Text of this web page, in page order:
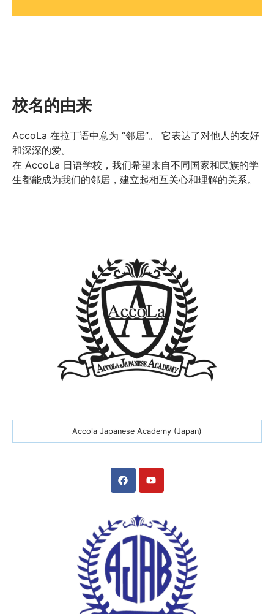
校名的由来
AccoLa 在拉丁语中意为 “邻居”。 它表达了对他人的友好
和深深的爱。
在 AccoLa 日语学校，我们希望来自不同国家和民族的学
生都能成为我们的邻居，建立起相互关心和理解的关系。
Accola Japanese Academy (Japan)